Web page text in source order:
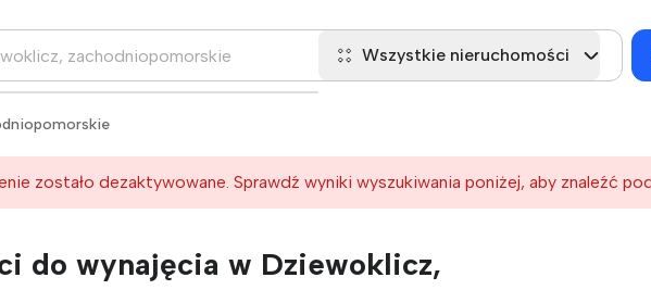
Wszystkie nieruchomości
zostało dezaktywowane. Sprawdź wyniki wyszukiwania poniżej, aby znaleźć
do wynajęcia w Dziewoklicz,